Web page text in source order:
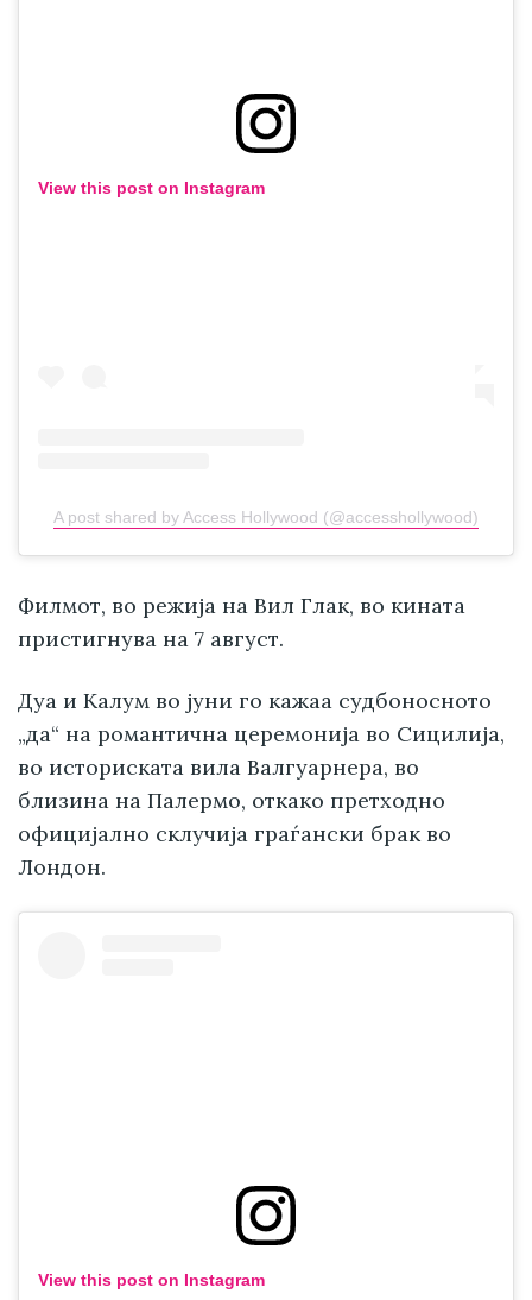
View this post on Instagram
A post shared by Access Hollywood (@accesshollywood)
Филмот, во режија на Вил Глак, во кината
пристигнува на 7 август.
Дуа и Калум во јуни го кажаа судбоносното
„да“ на романтична церемонија во Сицилија,
во историската вила Валгуарнера, во
близина на Палермо, откако претходно
официјално склучија граѓански брак во
Лондон.
View this post on Instagram